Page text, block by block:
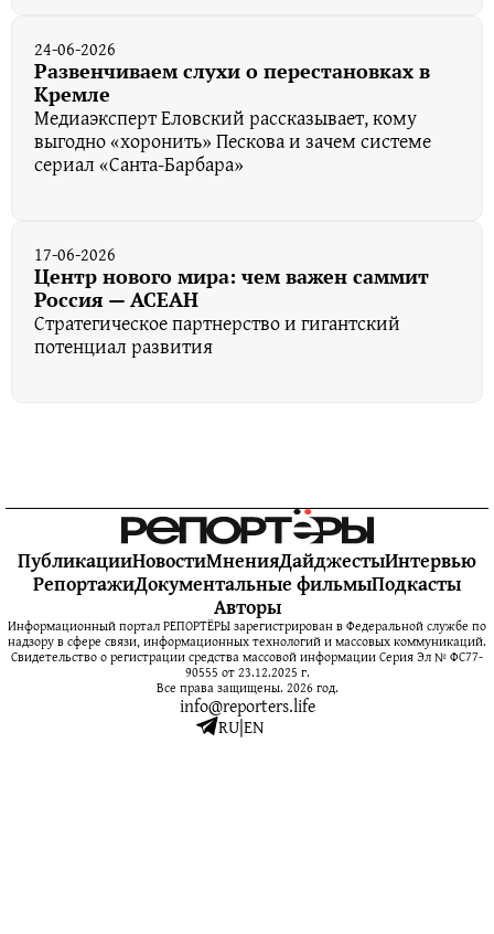
24-06-2026
Развенчиваем слухи о перестановках в
Кремле
Медиаэксперт Еловский рассказывает, кому
выгодно «хоронить» Пескова и зачем системе
сериал «Санта-Барбара»
17-06-2026
Центр нового мира: чем важен саммит
Россия — АСЕАН
Стратегическое партнерство и гигантский
потенциал развития
ПубликацииНовостиМненияДайджестыИнтервью
РепортажиДокументальные фильмыПодкасты
Авторы
Информационный портал РЕПОРТЁРЫ зарегистрирован в Федеральной службе по
надзору в сфере связи, информационных технологий и массовых коммуникаций.
Свидетельство о регистрации средства массовой информации Серия Эл № ФС77-
90555 от 23.12.2025 г.
Все права защищены. 2026 год.
info@reporters.life
RU|EN